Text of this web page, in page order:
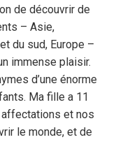
de découvrir de
– Asie,
du sud, Europe –
immense plaisir.
d’une énorme
Ma fille a 11
et nos
le monde, et de